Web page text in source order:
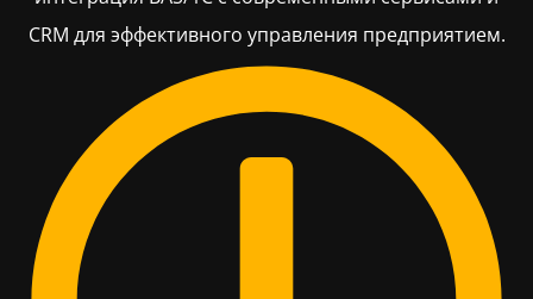
CRM для эффективного управления предприятием.